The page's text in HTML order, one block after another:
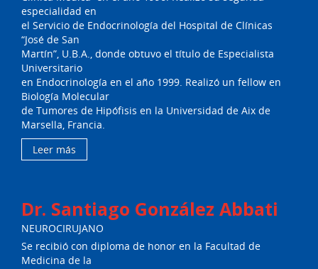
especialidad en
el Servicio de Endocrinología del Hospital de Clínicas
“José de San
Martín”, U.B.A., donde obtuvo el título de Especialista
Universitario
en Endocrinología en el año 1999. Realizó un fellow en
Biología Molecular
de Tumores de Hipófisis en la Universidad de Aix de
Marsella, Francia.
Leer más
Dr. Santiago González Abbati
NEUROCIRUJANO
Se recibió con diploma de honor en la Facultad de
Medicina de la